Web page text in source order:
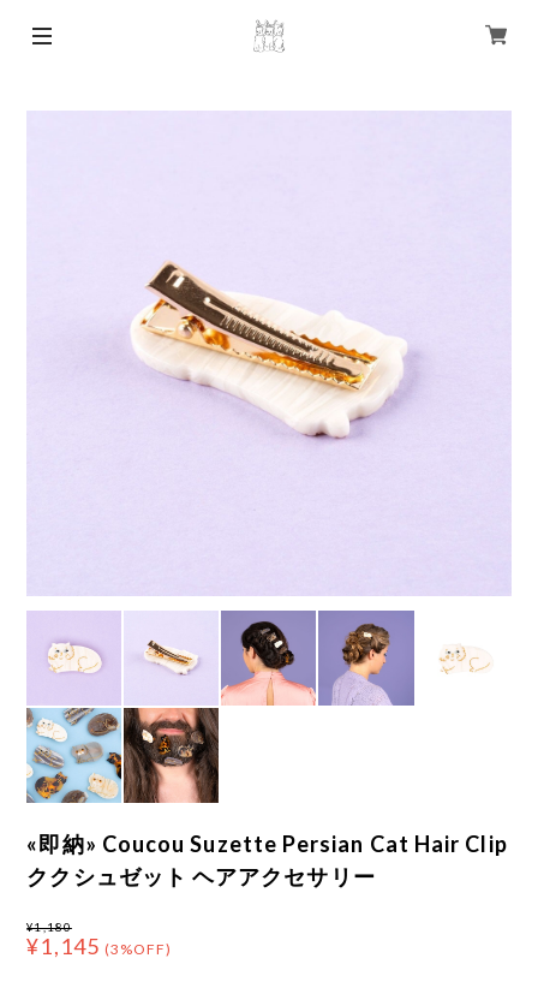
«即納» Coucou Suzette Persian Cat Hair Clip
ククシュゼット ヘアアクセサリー
¥1,180
¥1,145 (3%OFF)